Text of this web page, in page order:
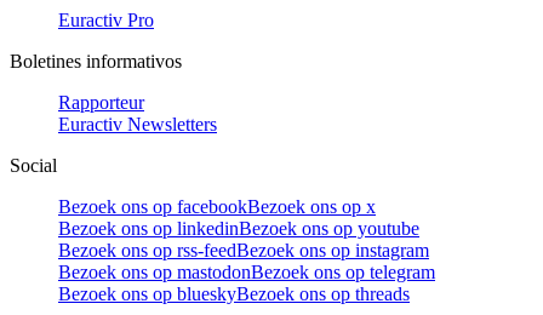
Euractiv Pro
Boletines informativos
Rapporteur
Euractiv Newsletters
Social
Bezoek ons op facebookBezoek ons op x
Bezoek ons op linkedinBezoek ons op youtube
Bezoek ons op rss-feedBezoek ons op instagram
Bezoek ons op mastodonBezoek ons op telegram
Bezoek ons op blueskyBezoek ons op threads